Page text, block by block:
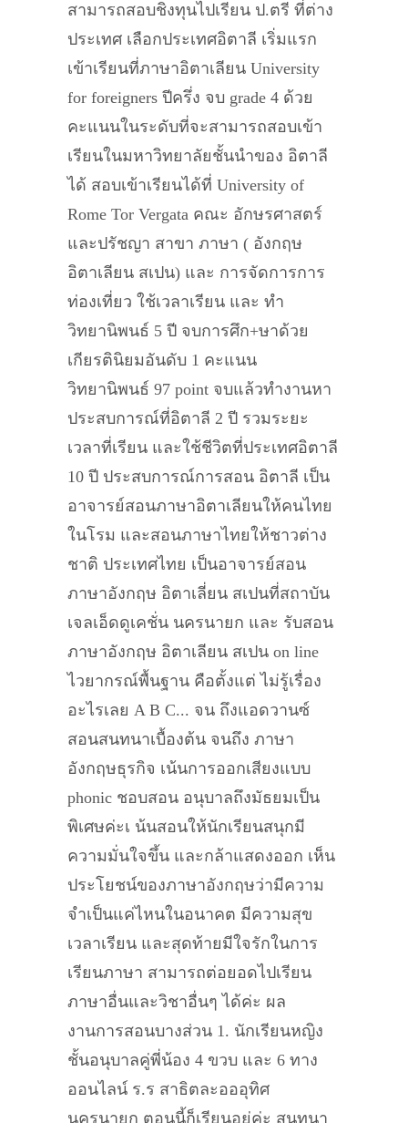
สามารถสอบชิงทุนไปเรียน ป.ตรี ที่ต่าง
ประเทศ เลือกประเทศอิตาลี เริ่มแรก
เข้าเรียนที่ภาษาอิตาเลียน University
for foreigners ปีครึ่ง จบ grade 4 ด้วย
คะแนนในระดับที่จะสามารถสอบเข้า
เรียนในมหาวิทยาลัยชั้นนำของ อิตาลี
ได้ สอบเข้าเรียนได้ที่ University of
Rome Tor Vergata คณะ อักษรศาสตร์
และปรัชญา สาขา ภาษา ( อังกฤษ
อิตาเลียน สเปน) และ การจัดการการ
ท่องเที่ยว ใช้เวลาเรียน และ ทำ
วิทยานิพนธ์ 5 ปี จบการศึก+ษาด้วย
เกียรตินิยมอันดับ 1 คะแนน
วิทยานิพนธ์ 97 point จบแล้วทำงานหา
ประสบการณ์ที่อิตาลี 2 ปี รวมระยะ
เวลาที่เรียน และใช้ชีวิตที่ประเทศอิตาลี
10 ปี ประสบการณ์การสอน อิตาลี เป็น
อาจารย์สอนภาษาอิตาเลียนให้คนไทย
ในโรม และสอนภาษาไทยให้ชาวต่าง
ชาติ ประเทศไทย เป็นอาจารย์สอน
ภาษาอังกฤษ อิตาเลี่ยน สเปนที่สถาบัน
เจลเอ็ดดูเคชั่น นครนายก และ รับสอน
ภาษาอังกฤษ อิตาเลียน สเปน on line
ไวยากรณ์พื้นฐาน คือตั้งแต่ ไม่รู้เรื่อง
อะไรเลย A B C... จน ถึงแอดวานซ์
สอนสนทนาเบื้องต้น จนถึง ภาษา
อังกฤษธุรกิจ เน้นการออกเสียงแบบ
phonic ชอบสอน อนุบาลถึงมัธยมเป็น
พิเศษค่ะเ น้นสอนให้นักเรียนสนุกมี
ความมั่นใจขึ้น และกล้าแสดงออก เห็น
ประโยชน์ของภาษาอังกฤษว่ามีความ
จำเป็นแค่ไหนในอนาคต มีความสุข
เวลาเรียน และสุดท้ายมีใจรักในการ
เรียนภาษา สามารถต่อยอดไปเรียน
ภาษาอื่นและวิชาอื่นๆ ได้ค่ะ ผล
งานการสอนบางส่วน 1. นักเรียนหญิง
ชั้นอนุบาลคู่พี่น้อง 4 ขวบ และ 6 ทาง
ออนไลน์ ร.ร สาธิตละอออุทิศ
นครนายก ตอนนี้ก็เรียนอยู่ค่ะ สนทนา